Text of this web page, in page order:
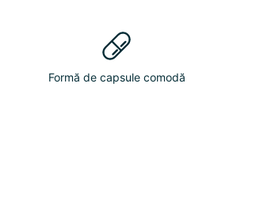
Formă de capsule comodă